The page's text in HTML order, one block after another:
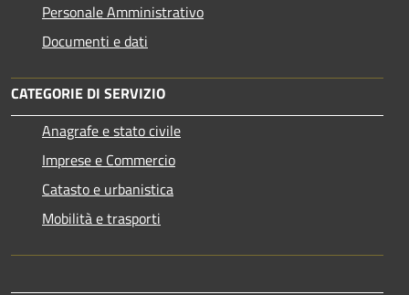
Personale Amministrativo
Documenti e dati
CATEGORIE DI SERVIZIO
Anagrafe e stato civile
Imprese e Commercio
Catasto e urbanistica
Mobilità e trasporti